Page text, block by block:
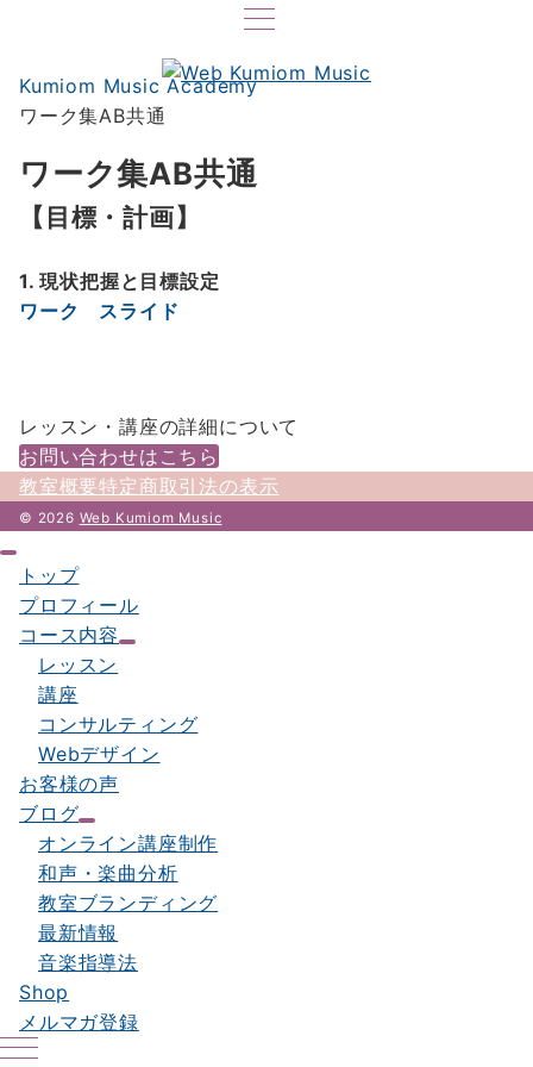
Kumiom Music Academy
ワーク集AB共通
ワーク集AB共通
【目標・計画】
1. 現状把握と目標設定
ワーク
スライド
レッスン・講座の詳細について
お問い合わせはこちら
教室概要特定商取引法の表示
© 2026 Web Kumiom Music
トップ
プロフィール
コース内容
レッスン
講座
コンサルティング
Webデザイン
お客様の声
ブログ
オンライン講座制作
和声・楽曲分析
教室ブランディング
最新情報
音楽指導法
Shop
メルマガ登録